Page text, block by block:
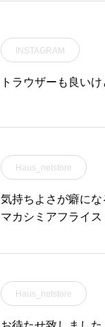
INSTAGRAM
トラウザーも良い
Haus_netstore
気持ちよさが癖に
マカシミアフライ
Haus_netstore